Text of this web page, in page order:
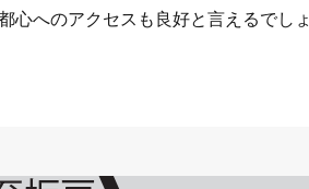
へのアクセスも良好と言えるでしょ